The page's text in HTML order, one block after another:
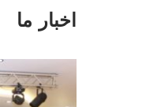
اخبار ما